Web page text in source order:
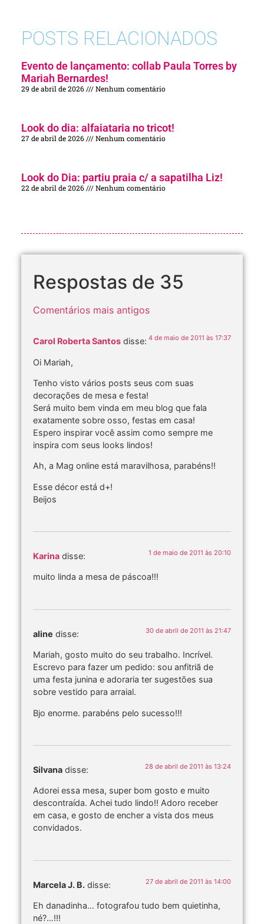
POSTS RELACIONADOS
Evento de lançamento: collab Paula Torres by
Mariah Bernardes!
29 de abril de 2026 Nenhum comentário
Look do dia: alfaiataria no tricot!
27 de abril de 2026 Nenhum comentário
Look do Dia: partiu praia c/ a sapatilha Liz!
22 de abril de 2026 Nenhum comentário
Respostas de 35
Comentários mais antigos
Carol Roberta Santos disse: 4 de maio de 2011 às 17:37
Oi Mariah,
Tenho visto vários posts seus com suas
decorações de mesa e festa!
Será muito bem vinda em meu blog que fala
exatamente sobre osso, festas em casa!
Espero inspirar você assim como sempre me
inspira com seus looks lindos!
Ah, a Mag online está maravilhosa, parabéns!!
Esse décor está d+!
Beijos
Karina disse: 1 de maio de 2011 às 20:10
muito linda a mesa de páscoa!!!
aline disse: 30 de abril de 2011 às 21:47
Mariah, gosto muito do seu trabalho. Incrível.
Escrevo para fazer um pedido: sou anfitriã de
uma festa junina e adoraria ter sugestões sua
sobre vestido para arraial.
Bjo enorme. parabéns pelo sucesso!!!
Silvana disse: 28 de abril de 2011 às 13:24
Adorei essa mesa, super bom gosto e muito
descontraída. Achei tudo lindo!! Adoro receber
em casa, e gosto de encher a vista dos meus
convidados.
Marcela J. B. disse: 27 de abril de 2011 às 14:00
Eh danadinha… fotografou tudo bem quietinha,
né?…!!!